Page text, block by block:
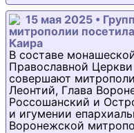
15 мая 2025 •
митрополии
Каира
В составе
Православной
совершают
Леонтий, Глава
Россошанский и
и игумении
Воронежской